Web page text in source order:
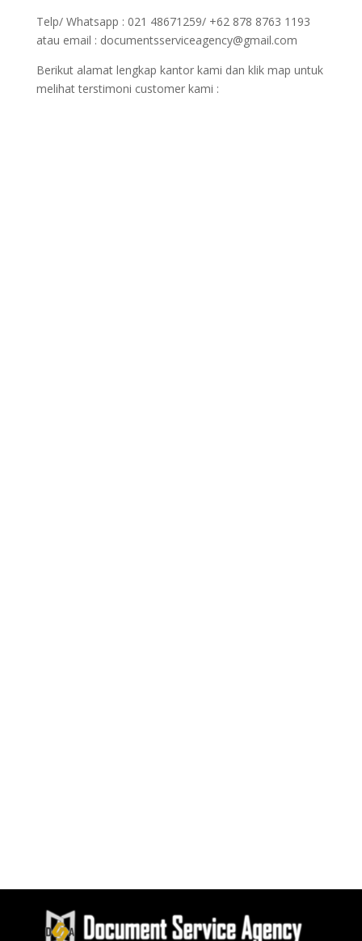
Telp/ Whatsapp : 021 48671259/ +62 878 8763 1193
atau email : documentsserviceagency@gmail.com
Berikut alamat lengkap kantor kami dan klik map untuk
melihat terstimoni customer kami :